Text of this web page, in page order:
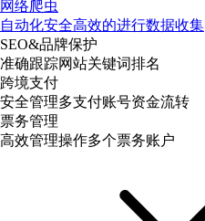
网络爬虫
自动化安全高效的进行数据收集
SEO&品牌保护
准确跟踪网站关键词排名
跨境支付
安全管理多支付账号资金流转
票务管理
高效管理操作多个票务账户